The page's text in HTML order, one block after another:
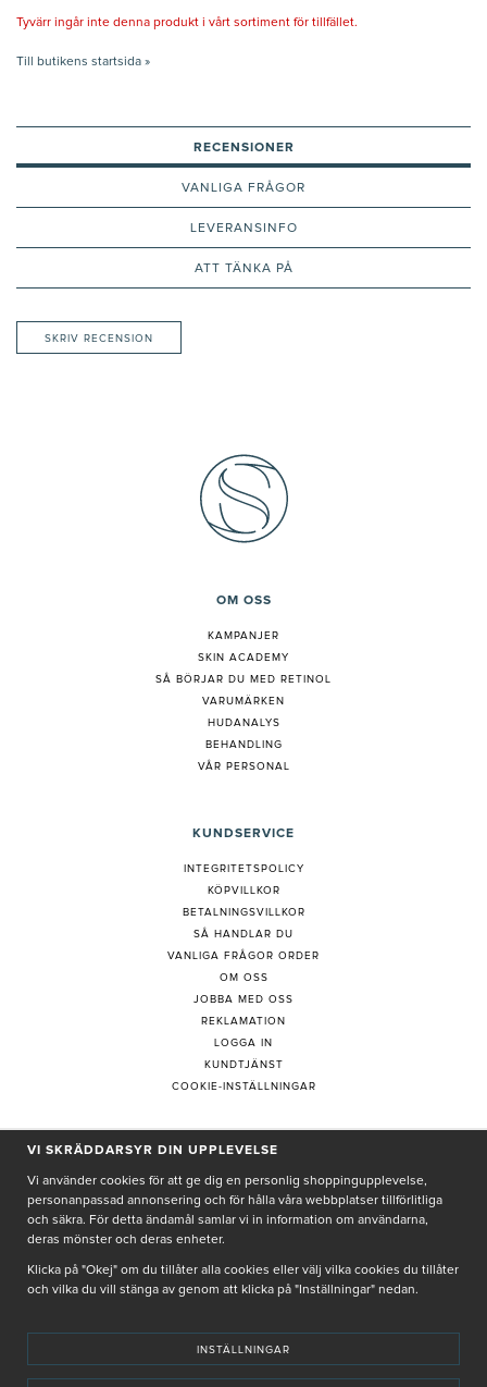
Tyvärr ingår inte denna produkt i vårt sortiment för tillfället.
Till butikens startsida »
RECENSIONER
VANLIGA FRÅGOR
LEVERANSINFO
ATT TÄNKA PÅ
SKRIV RECENSION
OM OSS
KAMPANJER
SKIN ACADEMY
SÅ BÖRJAR DU MED RETINOL
VARUMÄRKEN
HUDANALYS
BEHANDLING
VÅR PERSONAL
KUNDSERVICE
INTEGRITETSPOLICY
KÖPVILLKOR
BETALNINGSVILLKOR
SÅ HANDLAR DU
VANLIGA FRÅGOR ORDER
OM OSS
JOBBA MED OSS
REKLAMATION
LOGGA IN
KUNDTJÄNST
COOKIE-INSTÄLLNINGAR
PRENUMERERA PÅ NYHETSBREV
Genom att ge min e-post, accepterar jag Seth och Sallyintegritetspolicy
De uppgifter du matar in kommer endast användas till våra nyhetsbrev.
VI SKRÄDDARSYR DIN UPPLEVELSE
Vi använder cookies för att ge dig en personlig shoppingupplevelse,
personanpassad annonsering och för hålla våra webbplatser tillförlitliga
och säkra. För detta ändamål samlar vi in information om användarna,
deras mönster och deras enheter.
Klicka på "Okej" om du tillåter alla cookies eller välj vilka cookies du tillåter
och vilka du vill stänga av genom att klicka på "Inställningar" nedan.
INSTÄLLNINGAR